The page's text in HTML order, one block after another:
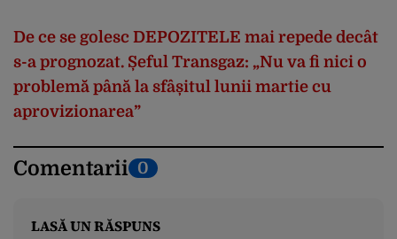
De ce se golesc DEPOZITELE mai repede decât
s-a prognozat. Șeful Transgaz: „Nu va fi nici o
problemă până la sfâșitul lunii martie cu
aprovizionarea”
Comentarii 0
LASĂ UN RĂSPUNS